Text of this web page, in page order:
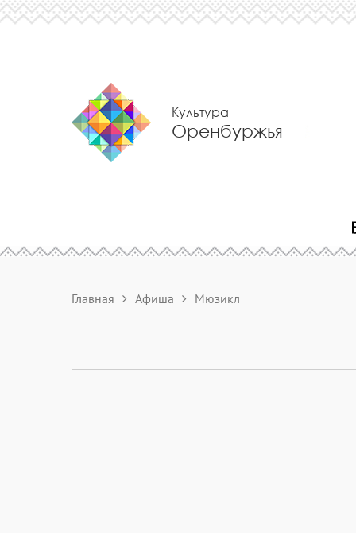
Культура
Оренбуржья
Главная Афиша Мюзикл